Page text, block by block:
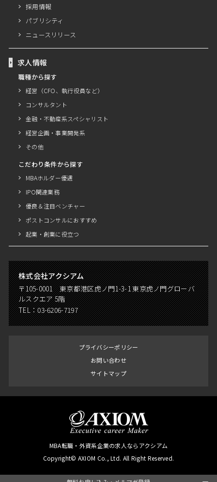
採用情報
パブリシティ
ニュースリリース
求人情報
職種から探す
経営（CFO、執行役員など）
コンサルタント
金融・不動産系スペシャリスト
経営企画・事業開発系
その他
こだわり条件から探す
MBAホルダー優遇
IPO関連業務
優良＆注目ベンチャー
ポストコンサルにおすすめ
起業・創業に役立つ
株式会社アクシアム
〒105-0001 東京都港区虎ノ門1-3-1 東京虎ノ門グローバ
ルスクエア 5階
TEL：03-6206-7197
プライバシーポリシー
お問い合わせ
サイトマップ
MBA転職・外資系企業の求人ならアクシアム
Copyright© AXIOM Co., Ltd. All Right Reserved.